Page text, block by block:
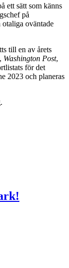
ett sätt som känns
på
oväntade
till en av årets
, Washington Post,
för det
2023 och planeras